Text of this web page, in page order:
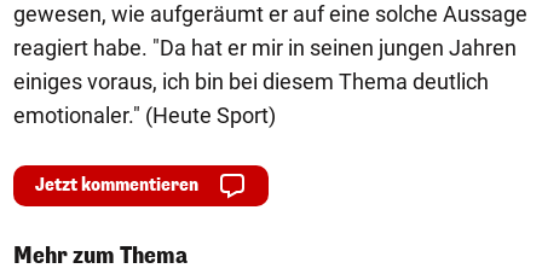
gewesen, wie aufgeräumt er auf eine solche Aussage
reagiert habe. "Da hat er mir in seinen jungen Jahren
einiges voraus, ich bin bei diesem Thema deutlich
emotionaler." (Heute Sport)
Jetzt kommentieren
Mehr zum Thema